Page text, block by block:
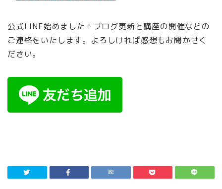
公式LINE始めました！ブログ更新と講座の開催などの
ご連絡をいたします。よろしければ感想もお聞かせく
ださい。